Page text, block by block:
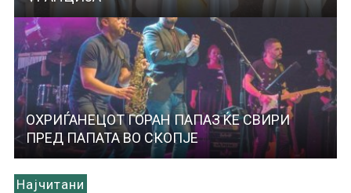
ОХРИЃАНЕЦОТ ГОРАН ПАПАЗ ЌЕ СВИРИ
ПРЕД ПАПАТА ВО СКОПЈЕ
Најчитани